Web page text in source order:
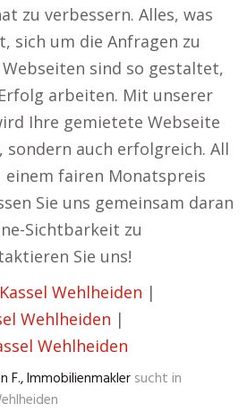
zu verbessern. Alles, was
sich um die Anfragen zu
sind so gestaltet,
arbeiten. Mit unserer
Ihre gemietete Webseite
auch erfolgreich. All
einem fairen Monatspreis
Sie uns gemeinsam daran
Sichtbarkeit zu
Sie uns!
Wehlheiden |
Wehlheiden |
Wehlheiden
F., Immobilienmakler sucht in